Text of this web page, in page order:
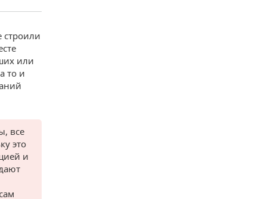
строили
или
то и
все
это
и